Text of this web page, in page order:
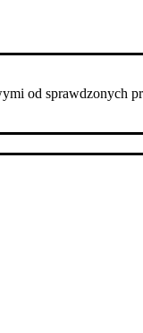
od sprawdzonych